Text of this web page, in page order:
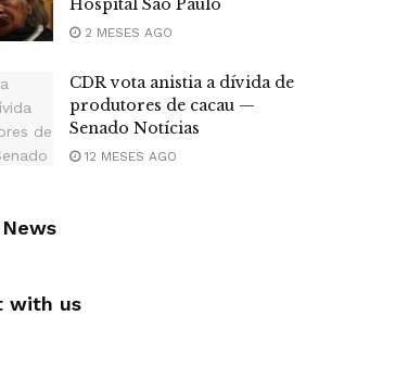
Hospital São Paulo
2 MESES AGO
CDR vota anistia a dívida de
produtores de cacau —
Senado Notícias
12 MESES AGO
with us